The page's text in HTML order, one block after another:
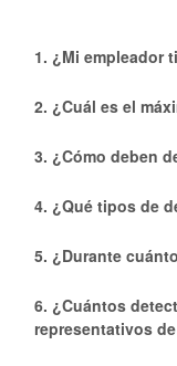
1. ¿Mi empleador
2. ¿Cuál es el
3. ¿Cómo deben
4. ¿Qué tipos de
5. ¿Durante
6. ¿Cuántos
representativos